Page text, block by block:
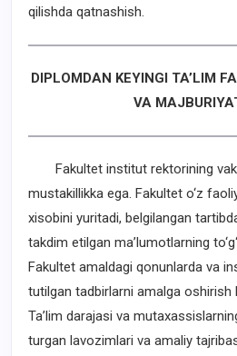
qilishda qatnashish.
DIPLOMDAN KEYINGI TA’LIM
VA
Fakultet institut rektorining
mustakillikka ega. Fakultet o‘z
xisobini yuritadi, belgilangan
takdim etilgan ma’lumotlarning
Fakultet amaldagi qonunlarda va
tutilgan tadbirlarni amalga oshirish
Ta’lim darajasi va
turgan lavozimlari va amaliy